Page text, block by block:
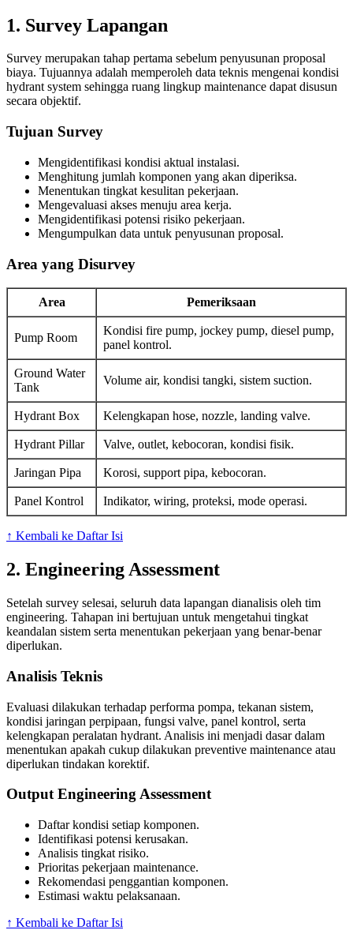
1. Survey Lapangan
Survey merupakan tahap pertama sebelum penyusunan proposal
biaya. Tujuannya adalah memperoleh data teknis mengenai kondisi
hydrant system sehingga ruang lingkup maintenance dapat disusun
secara objektif.
Tujuan Survey
Mengidentifikasi kondisi aktual instalasi.
Menghitung jumlah komponen yang akan diperiksa.
Menentukan tingkat kesulitan pekerjaan.
Mengevaluasi akses menuju area kerja.
Mengidentifikasi potensi risiko pekerjaan.
Mengumpulkan data untuk penyusunan proposal.
Area yang Disurvey
Area Pemeriksaan
Pump Room
Kondisi fire pump, jockey pump, diesel pump,
panel kontrol.
Ground Water
Tank
Volume air, kondisi tangki, sistem suction.
Hydrant Box Kelengkapan hose, nozzle, landing valve.
Hydrant Pillar Valve, outlet, kebocoran, kondisi fisik.
Jaringan Pipa Korosi, support pipa, kebocoran.
Panel Kontrol Indikator, wiring, proteksi, mode operasi.
↑ Kembali ke Daftar Isi
2. Engineering Assessment
Setelah survey selesai, seluruh data lapangan dianalisis oleh tim
engineering. Tahapan ini bertujuan untuk mengetahui tingkat
keandalan sistem serta menentukan pekerjaan yang benar-benar
diperlukan.
Analisis Teknis
Evaluasi dilakukan terhadap performa pompa, tekanan sistem,
kondisi jaringan perpipaan, fungsi valve, panel kontrol, serta
kelengkapan peralatan hydrant. Analisis ini menjadi dasar dalam
menentukan apakah cukup dilakukan preventive maintenance atau
diperlukan tindakan korektif.
Output Engineering Assessment
Daftar kondisi setiap komponen.
Identifikasi potensi kerusakan.
Analisis tingkat risiko.
Prioritas pekerjaan maintenance.
Rekomendasi penggantian komponen.
Estimasi waktu pelaksanaan.
↑ Kembali ke Daftar Isi